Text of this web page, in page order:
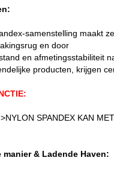
samenstelling maakt
en door
en afmetingsstabiliteit
producten, krijgen
SPANDEX KAN
manier & Ladende Haven: